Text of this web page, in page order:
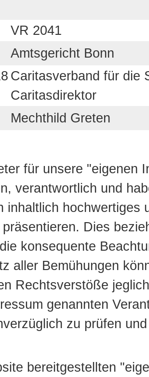
VR 2041
Amtsgericht Bonn
Caritasverband für die
Caritasdirektor
Mechthild Greten
für unsere "eigenen
verantwortlich und
inhaltlich hochwertiges
Dies
konsequente
aller Bemühungen
Rechtsverstöße
genannten
zu prüfen
bereitgestellten